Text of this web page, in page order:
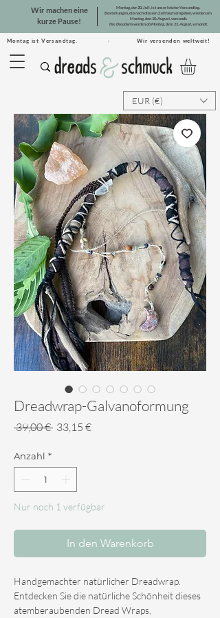
Montag ist Versandtag. · Wir versenden weltweit!
Wir machen eine
kurze Pause!
Montag, der 20. Juli, ist unser letzter Versandtag.
Bestellungen, die nach diesem Zeitraum eingehen, werden am
Montag, den 10. August, versandt.
Die Dreadsets werden ab Montag, dem 31. August, versandt.
EUR (€)
Dreadwrap-Galvanoformung
39,00 € Standardpreis
33,15 €Sale-
Anzahl *
Nur noch 1 verfügbar
In den Warenkorb
Handgemachter natürlicher Dreadwrap.
Entdecken Sie die natürliche Schönheit dieses
atemberaubenden Dread Wraps,